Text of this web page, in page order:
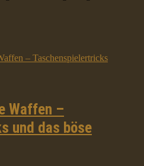
Waffen –
und das böse